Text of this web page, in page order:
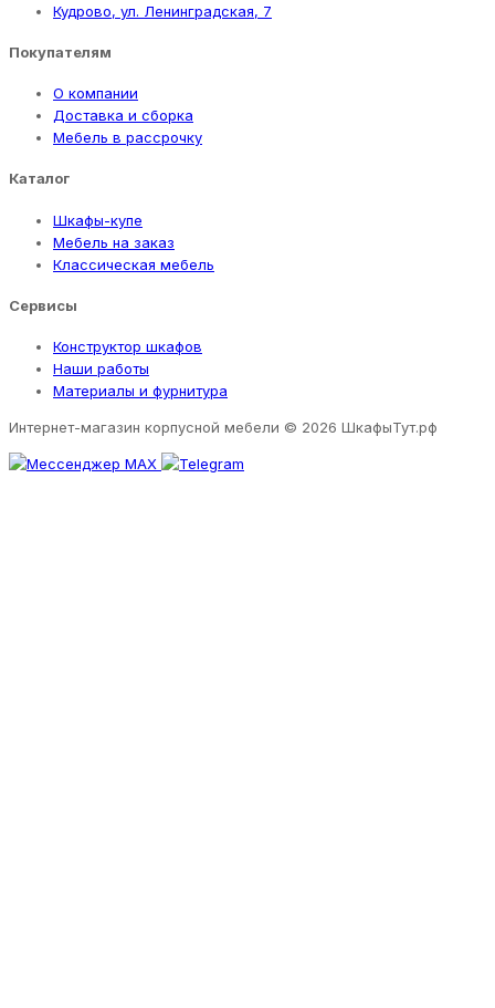
Кудрово, ул. Ленинградская, 7
Покупателям
О компании
Доставка и сборка
Мебель в рассрочку
Каталог
Шкафы-купе
Мебель на заказ
Классическая мебель
Сервисы
Конструктор шкафов
Наши работы
Материалы и фурнитура
Интернет-магазин корпусной мебели © 2026 ШкафыТут.рф